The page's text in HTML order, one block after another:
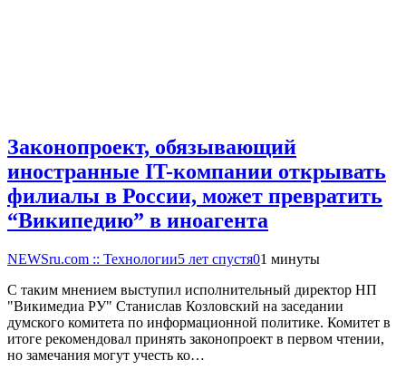
Законопроект, обязывающий
иностранные IT-компании открывать
филиалы в России, может превратить
“Википедию” в иноагента
NEWSru.com :: Технологии5 лет спустя01 минуты
С таким мнением выступил исполнительный директор НП
"Викимедиа РУ" Станислав Козловский на заседании
думского комитета по информационной политике. Комитет в
итоге рекомендовал принять законопроект в первом чтении,
но замечания могут учесть ко…